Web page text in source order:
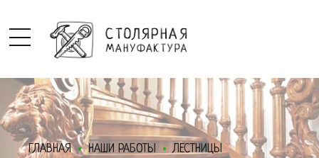
ГЛАВНАЯ НАШИ РАБОТЫ ЛЕСТНИЦЫ